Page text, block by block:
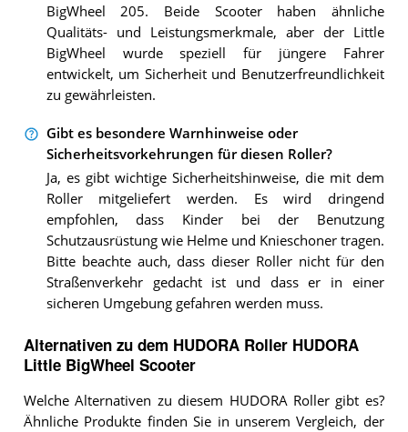
BigWheel 205. Beide Scooter haben ähnliche
Qualitäts- und Leistungsmerkmale, aber der Little
BigWheel wurde speziell für jüngere Fahrer
entwickelt, um Sicherheit und Benutzerfreundlichkeit
zu gewährleisten.
Gibt es besondere Warnhinweise oder
Sicherheitsvorkehrungen für diesen Roller?
Ja, es gibt wichtige Sicherheitshinweise, die mit dem
Roller mitgeliefert werden. Es wird dringend
empfohlen, dass Kinder bei der Benutzung
Schutzausrüstung wie Helme und Knieschoner tragen.
Bitte beachte auch, dass dieser Roller nicht für den
Straßenverkehr gedacht ist und dass er in einer
sicheren Umgebung gefahren werden muss.
Alternativen zu dem HUDORA Roller HUDORA
Little BigWheel Scooter
Welche Alternativen zu diesem HUDORA Roller gibt es?
Ähnliche Produkte finden Sie in unserem Vergleich, der